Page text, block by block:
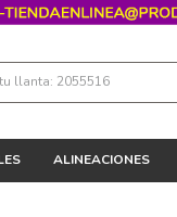
tu llanta: 2055516
ALINEACIONES